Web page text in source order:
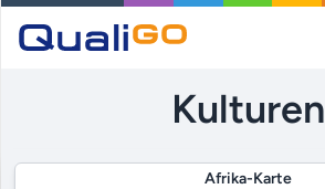
Kulturen
Afrika-Karte